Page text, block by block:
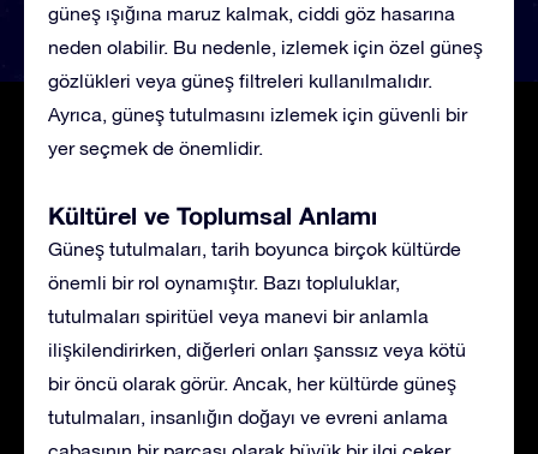
güneş ışığına maruz kalmak, ciddi göz hasarına
neden olabilir. Bu nedenle, izlemek için özel güneş
gözlükleri veya güneş filtreleri kullanılmalıdır.
Ayrıca, güneş tutulmasını izlemek için güvenli bir
yer seçmek de önemlidir.
Kültürel ve Toplumsal Anlamı
Güneş tutulmaları, tarih boyunca birçok kültürde
önemli bir rol oynamıştır. Bazı topluluklar,
tutulmaları spiritüel veya manevi bir anlamla
ilişkilendirirken, diğerleri onları şanssız veya kötü
bir öncü olarak görür. Ancak, her kültürde güneş
tutulmaları, insanlığın doğayı ve evreni anlama